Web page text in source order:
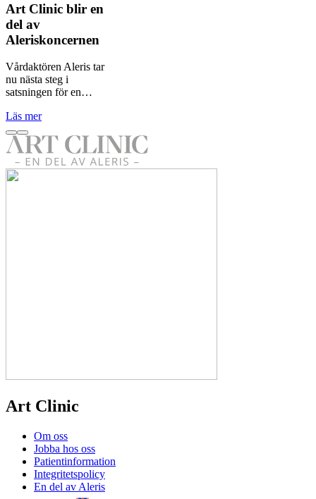
Art Clinic blir en
del av
Aleriskoncernen
Vårdaktören Aleris tar
nu nästa steg i
satsningen för en…
Läs mer
Art Clinic
Om oss
Jobba hos oss
Patientinformation
Integritetspolicy
En del av Aleris